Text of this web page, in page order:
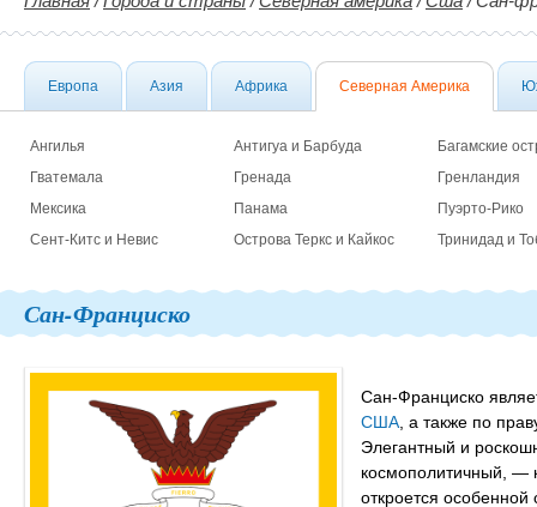
Европа Азия Африка Северная Америка
Ангилья Антигуа и Барбуда
Багамские
Гватемала
Гренада
Гренландия
Мексика
Панама
Пуэрто-Рико
Сент-Китс и Невис
Острова Теркс и Кайкос Тринидад и
Сан-Франциско
Сан-Франциско
США , а также по
Элегантный и
космополитичный, —
откроется